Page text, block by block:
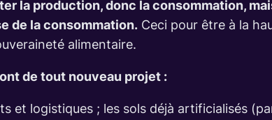
la production, donc la consommation,
de la consommation. Ceci pour être à la
alimentaire.
de tout nouveau projet :
et logistiques ; les sols déjà artificialisés